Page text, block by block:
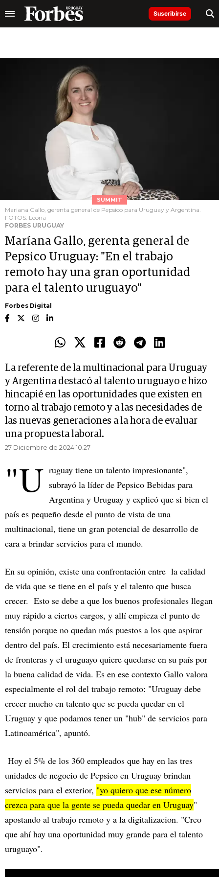
Suscribirse
SUMMIT
Mariana Gallo, gerenta general de Pepsico para Uruguay y Argentina.
FOTOS: Leona
FORBES URUGUAY
Maríana Gallo, gerenta general de
Pepsico Uruguay: "En el trabajo
remoto hay una gran oportunidad
para el talento uruguayo"
Forbes Digital
La referente de la multinacional para Uruguay
y Argentina destacó al talento uruguayo e hizo
hincapié en las oportunidades que existen en
torno al trabajo remoto y a las necesidades de
las nuevas generaciones a la hora de evaluar
una propuesta laboral.
27 Diciembre de 2024 10.27
"U ruguay tiene un talento impresionante",
subrayó la líder de Pepsico Bebidas para
Argentina y Uruguay y explicó que si bien el
país es pequeño desde el punto de vista de una
multinacional, tiene un gran potencial de desarrollo de
cara a brindar servicios para el mundo.
En su opinión, existe una confrontación entre la calidad
de vida que se tiene en el país y el talento que busca
crecer. Esto se debe a que los buenos profesionales llegan
muy rápido a ciertos cargos, y allí empieza el punto de
tensión porque no quedan más puestos a los que aspirar
dentro del país. El crecimiento está necesariamente fuera
de fronteras y el uruguayo quiere quedarse en su país por
la buena calidad de vida. Es en ese contexto Gallo valora
especialmente el rol del trabajo remoto: "Uruguay debe
crecer mucho en talento que se pueda quedar en el
Uruguay y que podamos tener un "hub" de servicios para
Latinoamérica", apuntó.
Hoy el 5% de los 360 empleados que hay en las tres
unidades de negocio de Pepsico en Uruguay brindan
servicios para el exterior, "yo quiero que ese número
crezca para que la gente se pueda quedar en Uruguay"
apostando al trabajo remoto y a la digitalizacion. "Creo
que ahí hay una oportunidad muy grande para el talento
uruguayo".